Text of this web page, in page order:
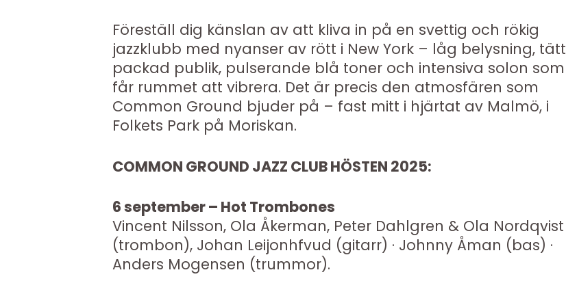
Föreställ dig känslan av att kliva in på en svettig och rökig
jazzklubb med nyanser av rött i New York – låg belysning, tätt
packad publik, pulserande blå toner och intensiva solon som
får rummet att vibrera. Det är precis den atmosfären som
Common Ground bjuder på – fast mitt i hjärtat av Malmö, i
Folkets Park på Moriskan.
COMMON GROUND JAZZ CLUB HÖSTEN 2025:
6 september – Hot Trombones
Vincent Nilsson, Ola Åkerman, Peter Dahlgren & Ola Nordqvist
(trombon), Johan Leijonhfvud (gitarr) · Johnny Åman (bas) ·
Anders Mogensen (trummor).